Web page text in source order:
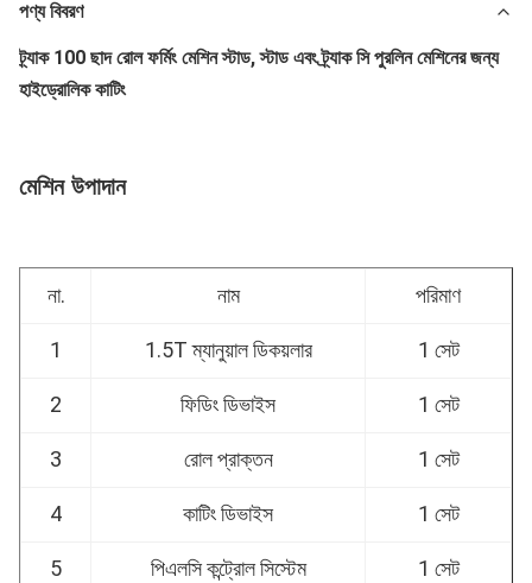
পণ্য বিবরণ
ট্র্যাক 100 ছাদ রোল ফর্মিং মেশিন স্টাড, স্টাড এবং ট্র্যাক সি পুরলিন মেশিনের জন্য
হাইড্রোলিক কাটিং
মেশিন উপাদান
না. নাম পরিমাণ
1 1.5T ম্যানুয়াল ডিকয়লার 1 সেট
2 ফিডিং ডিভাইস 1 সেট
3 রোল প্রাক্তন 1 সেট
4 কাটিং ডিভাইস 1 সেট
5 পিএলসি কন্ট্রোল সিস্টেম 1 সেট